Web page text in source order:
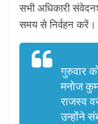
सभी अधिकारी
समय से निर्वहन करें।
गुरुवार
मनोज
राजस्व
उन्होंने